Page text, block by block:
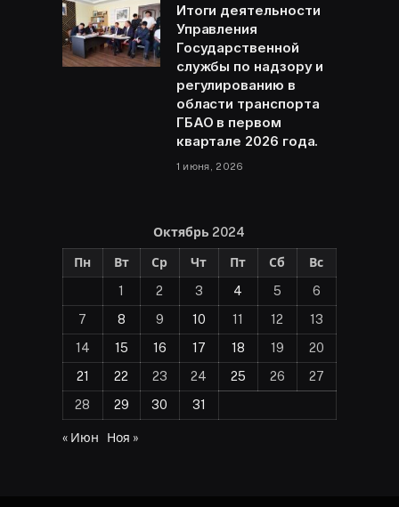
Итоги деятельности
Управления
Государственной
службы по надзору и
регулированию в
области транспорта
ГБАО в первом
квартале 2026 года.
1 июня, 2026
Октябрь 2024
Пн Вт Ср Чт Пт Сб
Вс
1
2 3 4 5
6
7
8 9 10 11 12
13
14
15 16 17 18 19
20
21
22 23 24 25 26
27
28
29 30 31
« Июн Ноя »